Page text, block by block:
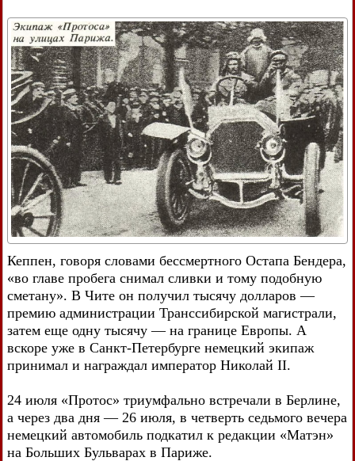
Кеппен, говоря словами бессмертного Остапа Бендера,
«во главе пробега снимал сливки и тому подобную
сметану». В Чите он получил тысячу долларов —
премию администрации Транссибирской магистрали,
затем еще одну тысячу — на границе Европы. А
вскоре уже в Санкт-Петербурге немецкий экипаж
принимал и награждал император Николай II.
24 июля «Протос» триумфально встречали в Берлине,
а через два дня — 26 июля, в четверть седьмого вечера
немецкий автомобиль подкатил к редакции «Матэн»
на Больших Бульварах в Париже.